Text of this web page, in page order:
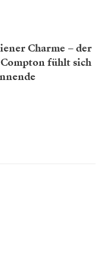
Charme – der
fühlt sich